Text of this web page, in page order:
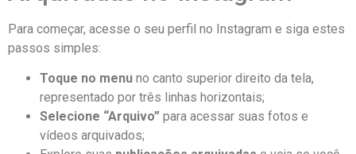
Para começar, acesse o seu perfil no Instagram e siga estes
passos simples:
Toque no‌ menu no canto superior direito da tela,
representado por três linhas horizontais;
Selecione “Arquivo” para ​acessar suas fotos e
vídeos arquivados;